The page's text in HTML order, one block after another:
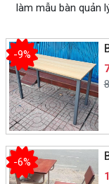
làm mẫu bàn quản
-9%
-6%